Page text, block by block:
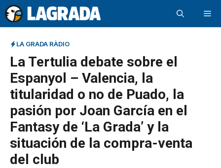
Saltar
al
contenido
LA GRADA RÀDIO
La Tertulia debate sobre el
Espanyol – Valencia, la
titularidad o no de Puado, la
pasión por Joan García en el
Fantasy de ‘La Grada’ y la
situación de la compra-venta
del club